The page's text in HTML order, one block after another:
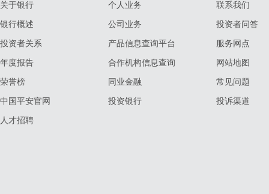
关于银行
银行概述
投资者关系
年度报告
荣誉榜
中国平安官网
人才招聘
个人业务
公司业务
产品信息查询平台
合作机构信息查询
同业金融
投资银行
联系我们
投资者问答
服务网点
网站地图
常见问题
投诉渠道